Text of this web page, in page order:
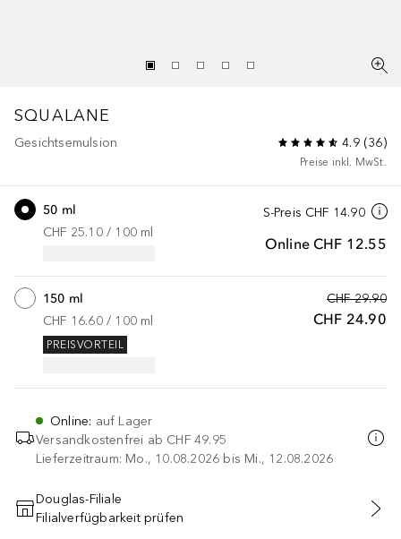
SQUALANE
Gesichtsemulsion 4.9(36)
Preise inkl. MwSt.
S-Preis CHF 14.90
Online CHF 12.55
50 ml
CHF 25.10 / 100 ml
CHF 29.90
CHF 24.90
150 ml
CHF 16.60 / 100 ml
PREISVORTEIL
Online: auf Lager
Versandkostenfrei ab CHF 49.95
Lieferzeitraum: Mo., 10.08.2026 bis Mi., 12.08.2026
IN DEN WARENKORB
Douglas-Filiale
Filialverfügbarkeit prüfen